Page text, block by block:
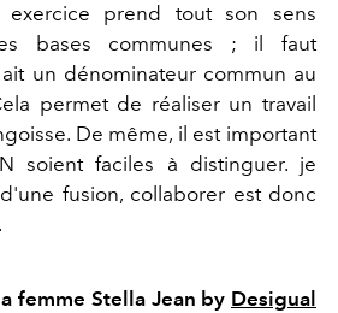
prend tout son sens
bases communes ; il faut
un dénominateur commun au
permet de réaliser un travail
De même, il est important
soient faciles à distinguer. je
fusion, collaborer est donc
femme Stella Jean by Desigual